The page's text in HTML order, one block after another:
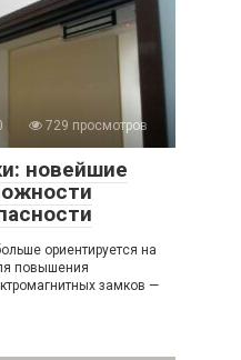
729 просмотров
новейшие
ориентируется на
повышения
замков —